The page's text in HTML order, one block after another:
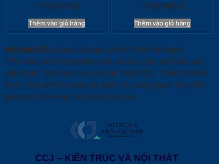
17.820.000 ₫
Thêm vào giỏ hàng
7.000.000 ₫
Thêm vào giỏ hàng
Nội thất CCJ cung cấp sản phẩm Thảm Ronaldo
170×240 len & Polyester xám và các loại nội thất cao
cấp khác. Các dịch vụ của Nội Thất CCJ: Thiết kế kiến
trúc, thiết kế thi công nội thất, thi công ngoại nội thất,
giám sát thi công, thi công trọn gói
CCJ – KIẾN TRÚC VÀ NỘI THẤT